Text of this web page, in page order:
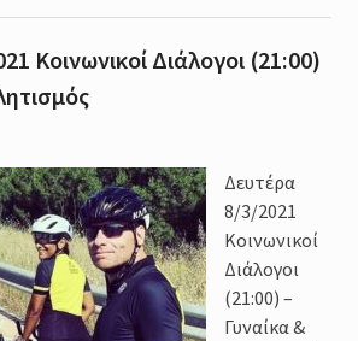
Κοινωνικοί Διάλογοι (21:00)
Δευτέρα
8/3/2021
Κοινωνικοί
Διάλογοι
(21:00) –
Γυναίκα &